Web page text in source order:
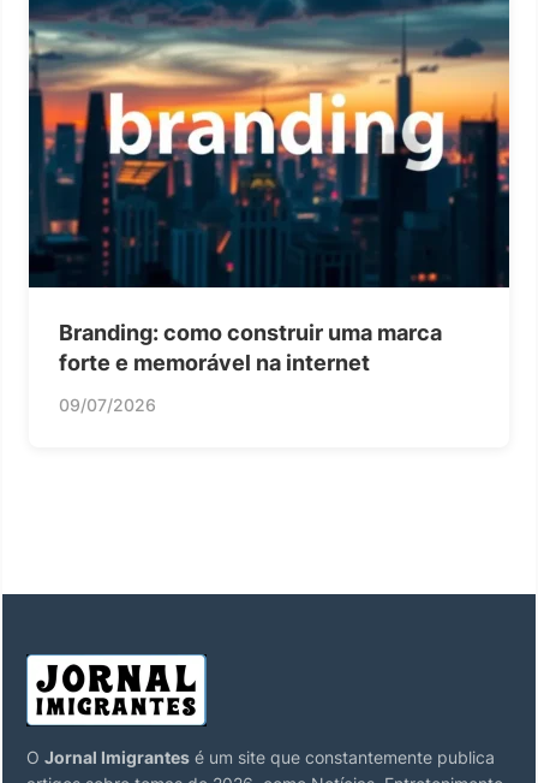
Branding: como construir uma marca
forte e memorável na internet
09/07/2026
O Jornal Imigrantes é um site que constantemente publica